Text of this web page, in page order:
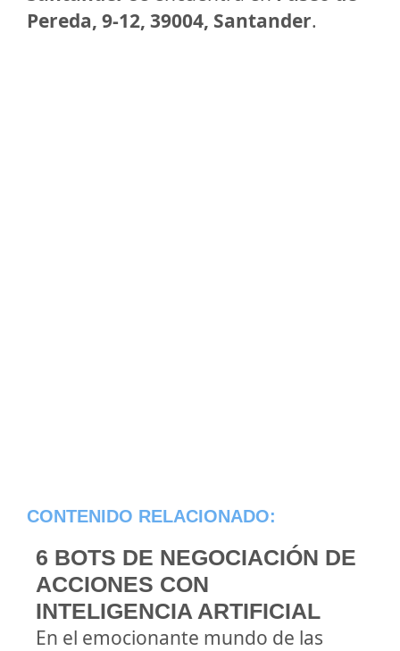
Pereda, 9-12, 39004, Santander.
CONTENIDO RELACIONADO:
6 BOTS DE NEGOCIACIÓN DE
ACCIONES CON
INTELIGENCIA ARTIFICIAL
En el emocionante mundo de las